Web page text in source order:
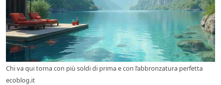
Chi va qui torna con più soldi di prima e con l’abbronzatura perfetta
ecoblog.it